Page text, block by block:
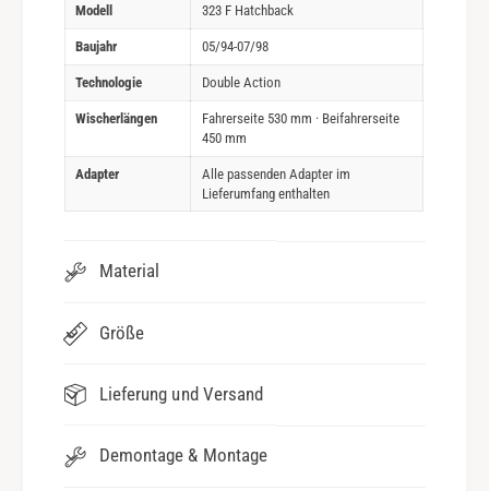
Modell 323 F Hatchback
Baujahr 05/94-07/98
Technologie Double Action
Wischerlängen
Fahrerseite 530 mm · Beifahrerseite
450 mm
Adapter
Alle passenden Adapter im
Lieferumfang enthalten
Material
Größe
Lieferung und Versand
Demontage & Montage